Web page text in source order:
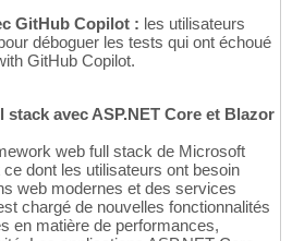
GitHub Copilot : les utilisateurs
déboguer les tests qui ont échoué
GitHub Copilot.
avec ASP.NET Core et Blazor
web full stack de Microsoft
dont les utilisateurs ont besoin
web modernes et des services
chargé de nouvelles fonctionnalités
en matière de performances,